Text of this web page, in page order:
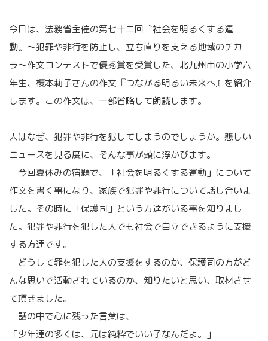
番
組
「明
日
の
伝
言
板」
今日は、法務省主催の第七十二回〝社会を明るくする運
動〟〜犯罪や非行を防止し、立ち直りを支える地域のチカ
ラ〜作文コンテストで優秀賞を受賞した、北九州市の小学六
年生、榎本莉子さんの作文『つながる明るい未来へ』を紹介
します。この作文は、一部省略して朗読します。
人はなぜ、犯罪や非行を犯してしまうのでしょうか。悲しい
ニュースを見る度に、そんな事が頭に浮かびます。
今回夏休みの宿題で、「社会を明るくする運動」について
作文を書く事になり、家族で犯罪や非行について話し合いま
した。その時に「保護司」という方達がいる事を知りまし
た。犯罪や非行を犯した人でも社会で自立できるように支援
する方達です。
どうして罪を犯した人の支援をするのか、保護司の方がど
んな思いで活動されているのか、知りたいと思い、取材させ
て頂きました。
話の中で心に残った言葉は、
「少年達の多くは、元は純粋でいい子なんだよ。」